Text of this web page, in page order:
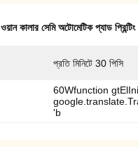
ওয়ান কালার সেমি অটোমেটিক প্যাড প্রিন্টিং
প্রতি মিনিটে 30 পিসি
60Wfunction
'b